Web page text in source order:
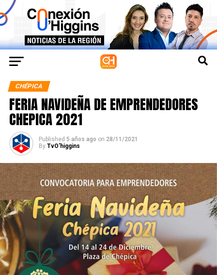
CHÉPICA
FERIA NAVIDEÑA DE EMPRENDEDORES
CHEPICA 2021
Published 5 años ago on 28/11/2021
By TvO'higgins